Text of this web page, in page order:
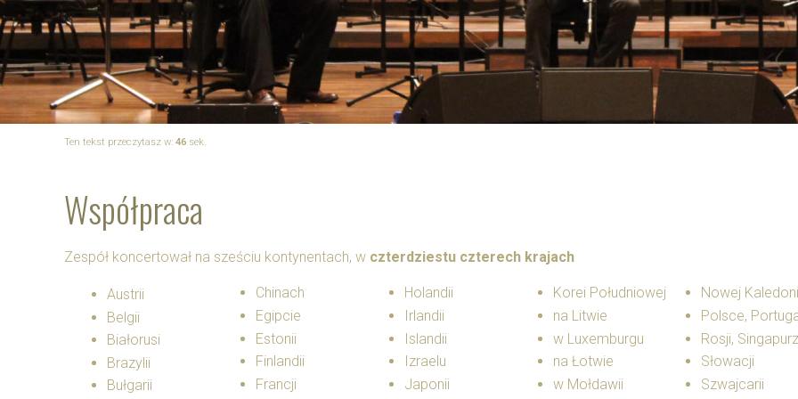
Ten tekst przeczytasz w: 46 sek.
Współpraca
Zespół koncertował na sześciu kontynentach, w czterdziestu czterech krajach
Austrii
Belgii
Białorusi
Brazylii
Bułgarii
Chinach
Egipcie
Estonii
Finlandii
Francji
Holandii
Irlandii
Islandii
Izraelu
Japonii
Korei Południowej
na Litwie
w Luxemburgu
na Łotwie
w Mołdawii
Nowej
Polsce,
Rosji,
Słowacji
Szwajcarii